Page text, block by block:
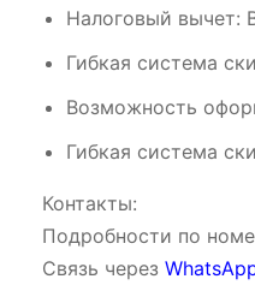
Налоговый вычет:
Гибкая система
Возможность
Гибкая система
Контакты:
Подробности по
Связь через